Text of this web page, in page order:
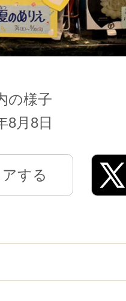
の様子
8月8日
する